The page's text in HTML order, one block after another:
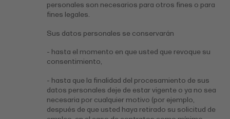
personales son necesarios para otros fines o para
fines legales.
Sus datos personales se conservarán
- hasta el momento en que usted que revoque su
consentimiento,
- hasta que la finalidad del procesamiento de sus
datos personales deje de estar vigente o ya no sea
necesaria por cualquier motivo (por ejemplo,
después de que usted haya retirado su solicitud de